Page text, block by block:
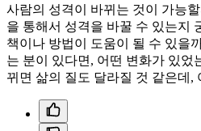
사람의 성격이 바뀌는 것이 가능
을 통해서 성격을 바꿀 수 있는지
책이나 방법이 도움이 될 수 있을
는 분이 있다면, 어떤 변화가 있었
뀌면 삶의 질도 달라질 것 같은데,